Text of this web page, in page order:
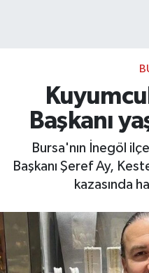
Başkanı
Bursa'nın İnegöl
Başkanı Şeref Ay,
kazasında
Son Dakika
Haber Arşivi